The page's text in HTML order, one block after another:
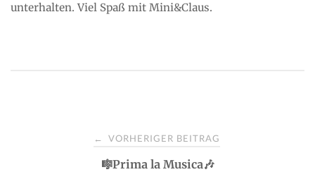
unterhalten. Viel Spaß mit Mini&Claus.
← VORHERIGER BEITRAG
🎼Prima la Musica🎶